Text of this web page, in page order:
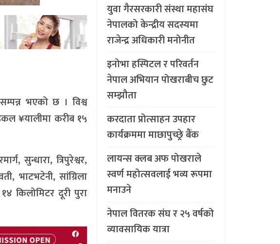
भएको छ । विश्व
¥यालीमा करीब १५
सुन्धारा, त्रिपुरेश्वर,
भाटभटेनी, सांग्रिला
किलोमिटर दूरी पुरा
युवा गैरसरकारी संस्था महासंघ
नेपालको केन्द्रीय सदस्यमा
राजेन्द्र अधिकारी मनोनीत
इनोभा हस्पिटल र परिवर्तन
नेपाल अभियान पोखराबीच छुट
सम्झौता
करदाता प्रोत्साहन उपहार
कार्यक्रममा माछापुच्छ्र्रे बैंक
लायन्स क्लब अफ पोखराले
स्वर्ण महोत्सवलाई भव्य रूपमा
मनाउने
नेपाल वितरक संघ र २५ वर्षको
व्यावसायिक यात्रा